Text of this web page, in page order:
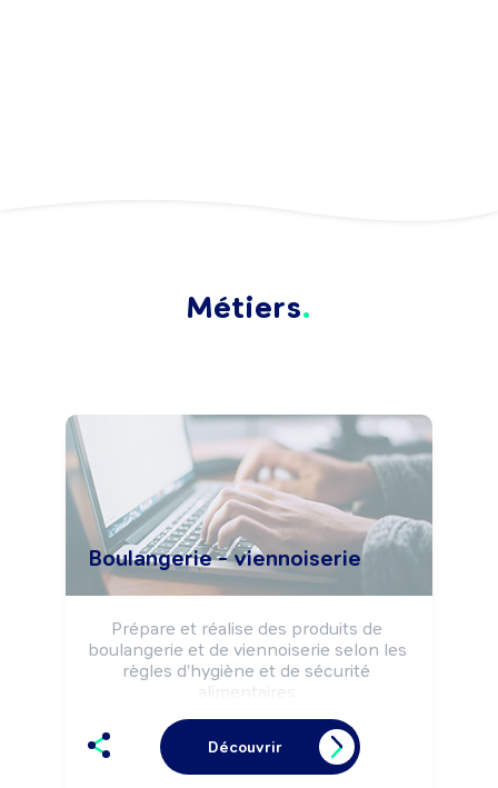
Métiers
Boulangerie - viennoiserie
Prépare et réalise des produits de
boulangerie et de viennoiserie selon les
règles d'hygiène et de sécurité
alimentaires.
boulangerie, viennoiserie.
Peut gérer un commerce de détail
alimentaire (boulangerie, boulangerie-
Découvrir